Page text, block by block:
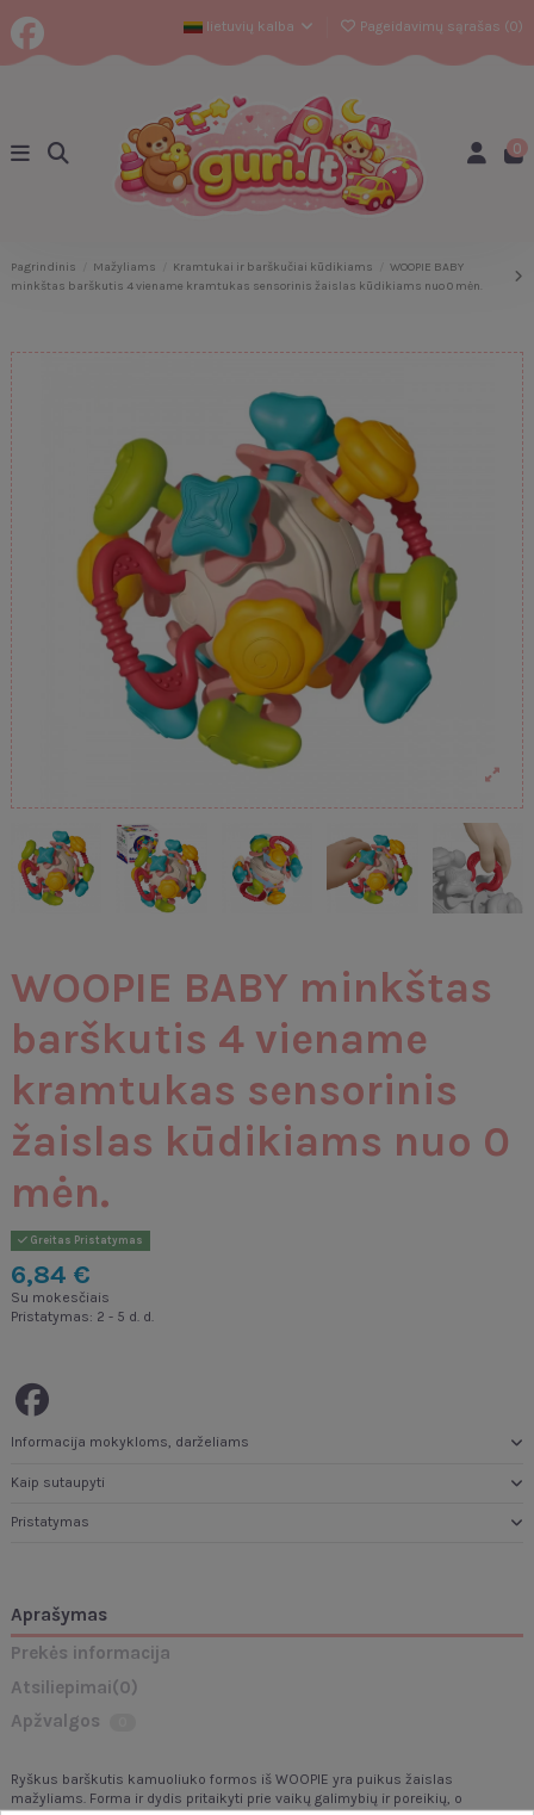
lietuvių kalba Pageidavimų sąrašas (0)
0
Pagrindinis Mažyliams Kramtukai ir barškučiai kūdikiams
WOOPIE BABY
minkštas barškutis 4 viename kramtukas sensorinis žaislas kūdikiams nuo 0 mėn.
WOOPIE BABY minkštas
barškutis 4 viename
kramtukas sensorinis
žaislas kūdikiams nuo 0
mėn.
Greitas Pristatymas
6,84 €
Su mokesčiais
Pristatymas: 2 - 5 d. d.
Informacija mokykloms, darželiams
Kaip sutaupyti
Pristatymas
Aprašymas
Prekės informacija
Atsiliepimai(0)
Apžvalgos
Ryškus barškutis kamuoliuko formos iš WOOPIE yra puikus žaislas
mažyliams. Forma ir dydis pritaikyti prie vaikų galimybių ir poreikių, o